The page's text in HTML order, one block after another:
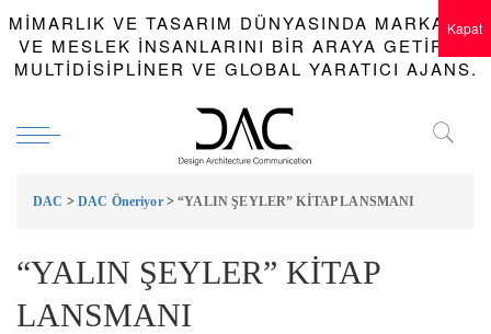
MIMARLIK VE TASARIM DÜNYASINDA MARKALAR
VE MESLEK INSANLARINI BIR ARAYA GETIREN
MULTIDISIPLINER VE GLOBAL YARATICI AJANS.
DAC > DAC Öneriyor>“YALIN ŞEYLER” KİTAP LANSMANI
“YALIN ŞEYLER” KİTAP
LANSMANI
Kapat